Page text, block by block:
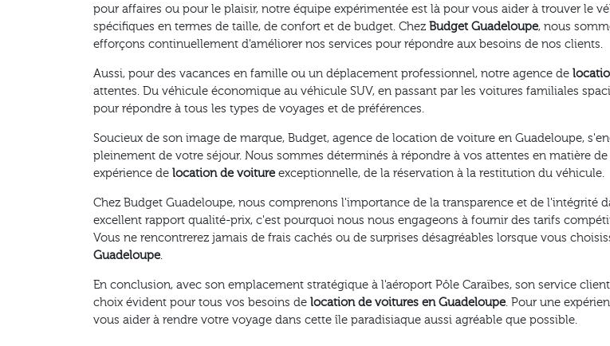
pour affaires ou pour le plaisir, notre équipe expérimentée est là pour vous aider à trouver le
spécifiques en termes de taille, de confort et de budget. Chez Budget Guadeloupe, nous
efforçons continuellement d'améliorer nos services pour répondre aux besoins de nos clients.
Aussi, pour des vacances en famille ou un déplacement professionnel, notre agence de
attentes. Du véhicule économique au véhicule SUV, en passant par les voitures familiales
pour répondre à tous les types de voyages et de préférences.
Soucieux de son image de marque, Budget, agence de location de voiture en Guadeloupe,
pleinement de votre séjour. Nous sommes déterminés à répondre à vos attentes en matière
expérience de location de voiture exceptionnelle, de la réservation à la restitution du véhicule.
Chez Budget Guadeloupe, nous comprenons l'importance de la transparence et de l'intégrité
excellent rapport qualité-prix, c'est pourquoi nous nous engageons à fournir des tarifs
Vous ne rencontrerez jamais de frais cachés ou de surprises désagréables lorsque vous
Guadeloupe.
En conclusion, avec son emplacement stratégique à l'aéroport Pôle Caraïbes, son service
choix évident pour tous vos besoins de location de voitures en Guadeloupe. Pour une
vous aider à rendre votre voyage dans cette île paradisiaque aussi agréable que possible.